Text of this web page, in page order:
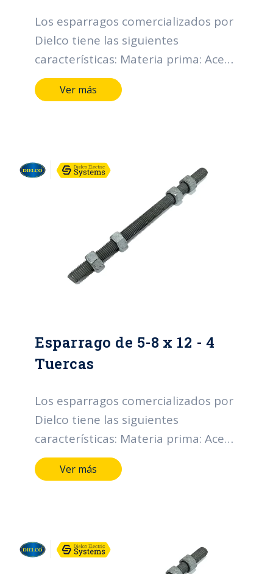
Los esparragos comercializados por
Dielco tiene las siguientes
características: Materia prima: Acero
SAE 1010-1020 Diámetro nominal
rosca UNC (D) (pulgadas): Desde 1/2
caliente. Espesor mínimo individual
(micras): 43. Espesor mínimo
promedio (micras): 53. Grado de
recubrimiento: High grade. Normas:
NTC y RETIE.
Ver más
Esparrago de 5-8 x 12 - 4
Tuercas
Los esparragos comercializados por
Dielco tiene las siguientes
características: Materia prima: Acero
SAE 1010-1020 Diámetro nominal
rosca UNC (D) (pulgadas): Desde 1/2
caliente. Espesor mínimo individual
(micras): 43. Espesor mínimo
Ver más